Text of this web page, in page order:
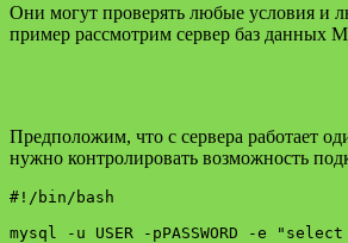
Они могут проверять любые условия и
пример рассмотрим сервер баз данных
Предположим, что с сервера работает
нужно контролировать возможность
#!/bin/bash
mysql -u USER -pPASSWORD -e